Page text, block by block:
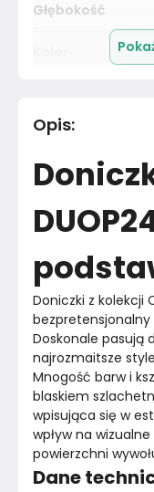
Głębokość
Materiał
Kolor
Marka
Montaż
Opis:
Doniczki z kolekcji
Doskonale pasują
najrozmaitsze
Mnogość barw i
blaskiem
wpisująca się w
wpływ na wizualne
powierzchni
Dane